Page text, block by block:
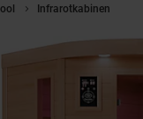
Infrarotkabinen